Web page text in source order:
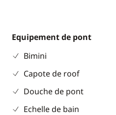
Equipement de pont
Bimini
Capote de roof
Douche de pont
Echelle de bain